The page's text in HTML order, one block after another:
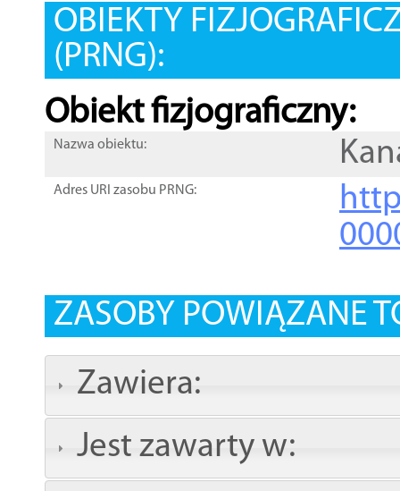
OBIEKTY
(PRNG):
Obiekt fizjograficzny:
Nazwa obiektu:
Adres URI zasobu PRNG:
ZASOBY POWIĄZANE
Zawiera:
Jest zawarty w: